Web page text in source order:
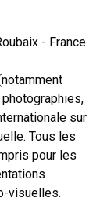
- France.
sur
Tous les
pour les
visuelles.